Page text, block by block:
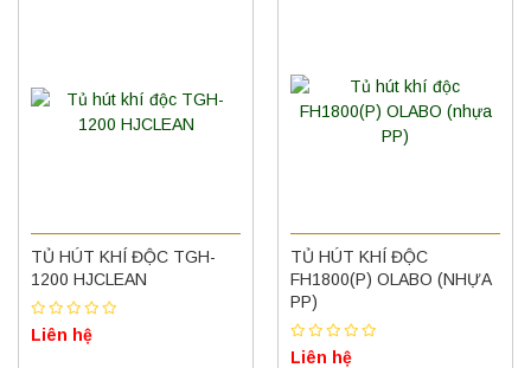
TỦ HÚT KHÍ ĐỘC TGH-
1200 HJCLEAN
Liên hệ
TỦ HÚT KHÍ ĐỘC
FH1800(P) OLABO (NHỰA
PP)
Liên hệ